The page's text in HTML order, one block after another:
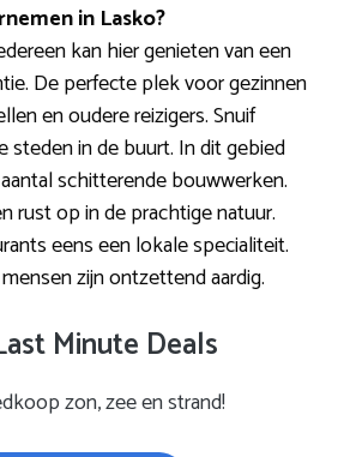
in Lasko?
kan hier genieten van een
De perfecte plek voor gezinnen
en oudere reizigers. Snuif
steden in de buurt. In dit gebied
schitterende bouwwerken.
rust op in de prachtige natuur.
eens een lokale specialiteit.
zijn ontzettend aardig.
Minute Deals
zon, zee en strand!